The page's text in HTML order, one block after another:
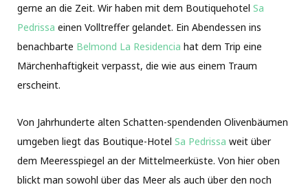
gerne an die Zeit. Wir haben mit dem Boutiquehotel Sa
Pedrissa einen Volltreffer gelandet. Ein Abendessen ins
benachbarte Belmond La Residencia hat dem Trip eine
Märchenhaftigkeit verpasst, die wie aus einem Traum
erscheint.
Von Jahrhunderte alten Schatten-spendenden Olivenbäumen
umgeben liegt das Boutique-Hotel Sa Pedrissa weit über
dem Meeresspiegel an der Mittelmeerküste. Von hier oben
blickt man sowohl über das Meer als auch über den noch